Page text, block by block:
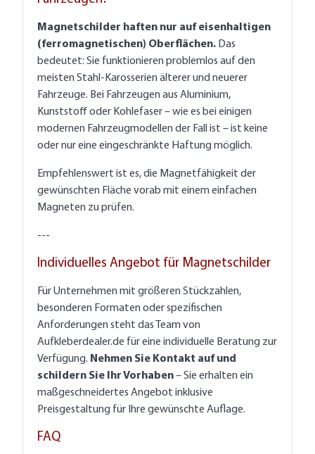
Magnetschilder haften nur auf eisenhaltigen
(ferromagnetischen) Oberflächen. Das
bedeutet: Sie funktionieren problemlos auf den
meisten Stahl-Karosserien älterer und neuerer
Fahrzeuge. Bei Fahrzeugen aus Aluminium,
Kunststoff oder Kohlefaser – wie es bei einigen
modernen Fahrzeugmodellen der Fall ist – ist keine
oder nur eine eingeschränkte Haftung möglich.
Empfehlenswert ist es, die Magnetfähigkeit der
gewünschten Fläche vorab mit einem einfachen
Magneten zu prüfen.
---
Individuelles Angebot für Magnetschilder
Für Unternehmen mit größeren Stückzahlen,
besonderen Formaten oder spezifischen
Anforderungen steht das Team von
Aufkleberdealer.de für eine individuelle Beratung zur
Verfügung. Nehmen Sie Kontakt auf und
schildern Sie Ihr Vorhaben– Sie erhalten ein
maßgeschneidertes Angebot inklusive
Preisgestaltung für Ihre gewünschte Auflage.
FAQ